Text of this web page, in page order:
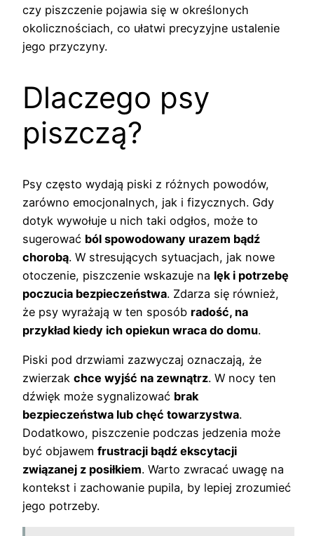
czy piszczenie pojawia się w określonych
okolicznościach, co ułatwi precyzyjne ustalenie
jego przyczyny.
Dlaczego psy
piszczą?
Psy często wydają piski z różnych powodów,
zarówno emocjonalnych, jak i fizycznych. Gdy
dotyk wywołuje u nich taki odgłos, może to
sugerować ból spowodowany urazem bądź
chorobą. W stresujących sytuacjach, jak nowe
otoczenie, piszczenie wskazuje na lęk i potrzebę
poczucia bezpieczeństwa. Zdarza się również,
że psy wyrażają w ten sposób radość, na
przykład kiedy ich opiekun wraca do domu.
Piski pod drzwiami zazwyczaj oznaczają, że
zwierzak chce wyjść na zewnątrz. W nocy ten
dźwięk może sygnalizować brak
bezpieczeństwa lub chęć towarzystwa.
Dodatkowo, piszczenie podczas jedzenia może
być objawem frustracji bądź ekscytacji
związanej z posiłkiem. Warto zwracać uwagę na
kontekst i zachowanie pupila, by lepiej zrozumieć
jego potrzeby.